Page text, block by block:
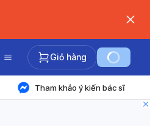
Giỏ hàng
Tham khảo ý kiến bác sĩ